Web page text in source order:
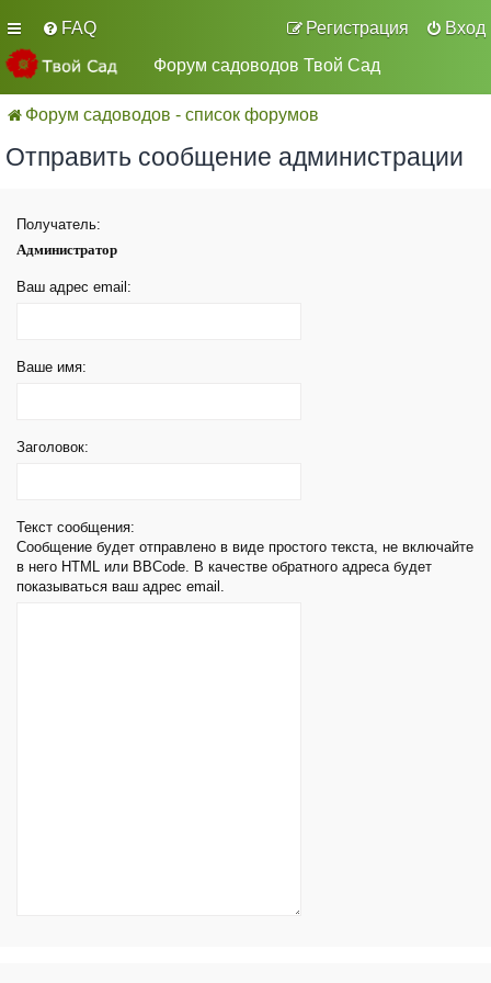
FAQ Вход
Регистрация
Форум садоводов Твой Сад
Форум садоводов - список форумов
Отправить сообщение администрации
Получатель:
Администратор
Ваш адрес email:
Ваше имя:
Заголовок:
Текст сообщения:
Сообщение будет отправлено в виде простого текста, не включайте
в него HTML или BBCode. В качестве обратного адреса будет
показываться ваш адрес email.